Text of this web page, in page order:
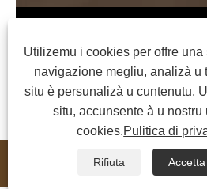
Copyright © 2026 Weifang
Technology Co., Ltd. Tutti i
Links Sitemap

Utilizemu i cookies per offre una
navigazione megliu, analizà u
situ è ​​persunalizà u cuntenutu.
situ, accunsente à u nostru
cookies.Pulitica di
Rifiuta Accetta